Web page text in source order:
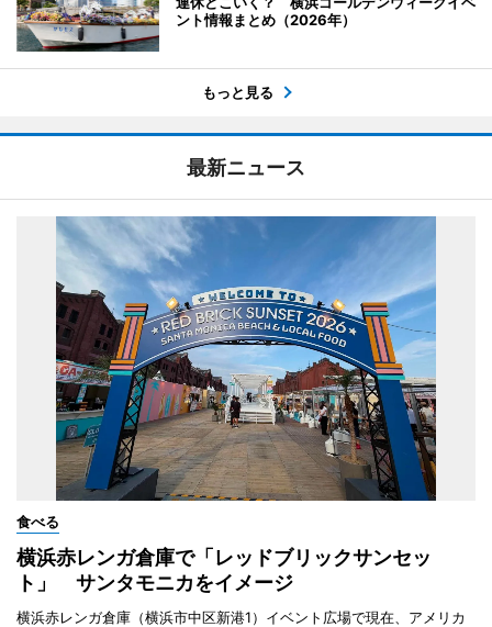
ント情報まとめ（2026年）
もっと見る
最新ニュース
食べる
横浜赤レンガ倉庫で「レッドブリックサンセッ
ト」 サンタモニカをイメージ
横浜赤レンガ倉庫（横浜市中区新港1）イベント広場で現在、アメリカ